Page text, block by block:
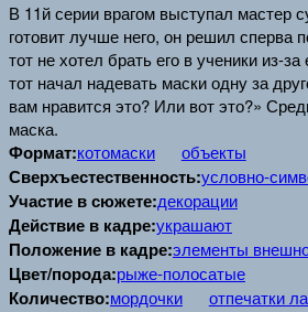
В 11й серии врагом выступал мастер
готовит лучше него, он решил сперва
тот не хотел брать его в ученики из-
тот начал надевать маски одну за
вам нравится это? Или вот это?»
маска.
Формат:котомаски объекты
Сверхъестественность:условно-
Участие в сюжете:декорации
Действие в кадре:украшают
Положение в кадре:элементы
Цвет/порода:рыже-полосатые
Количество:мордочки отпечатки